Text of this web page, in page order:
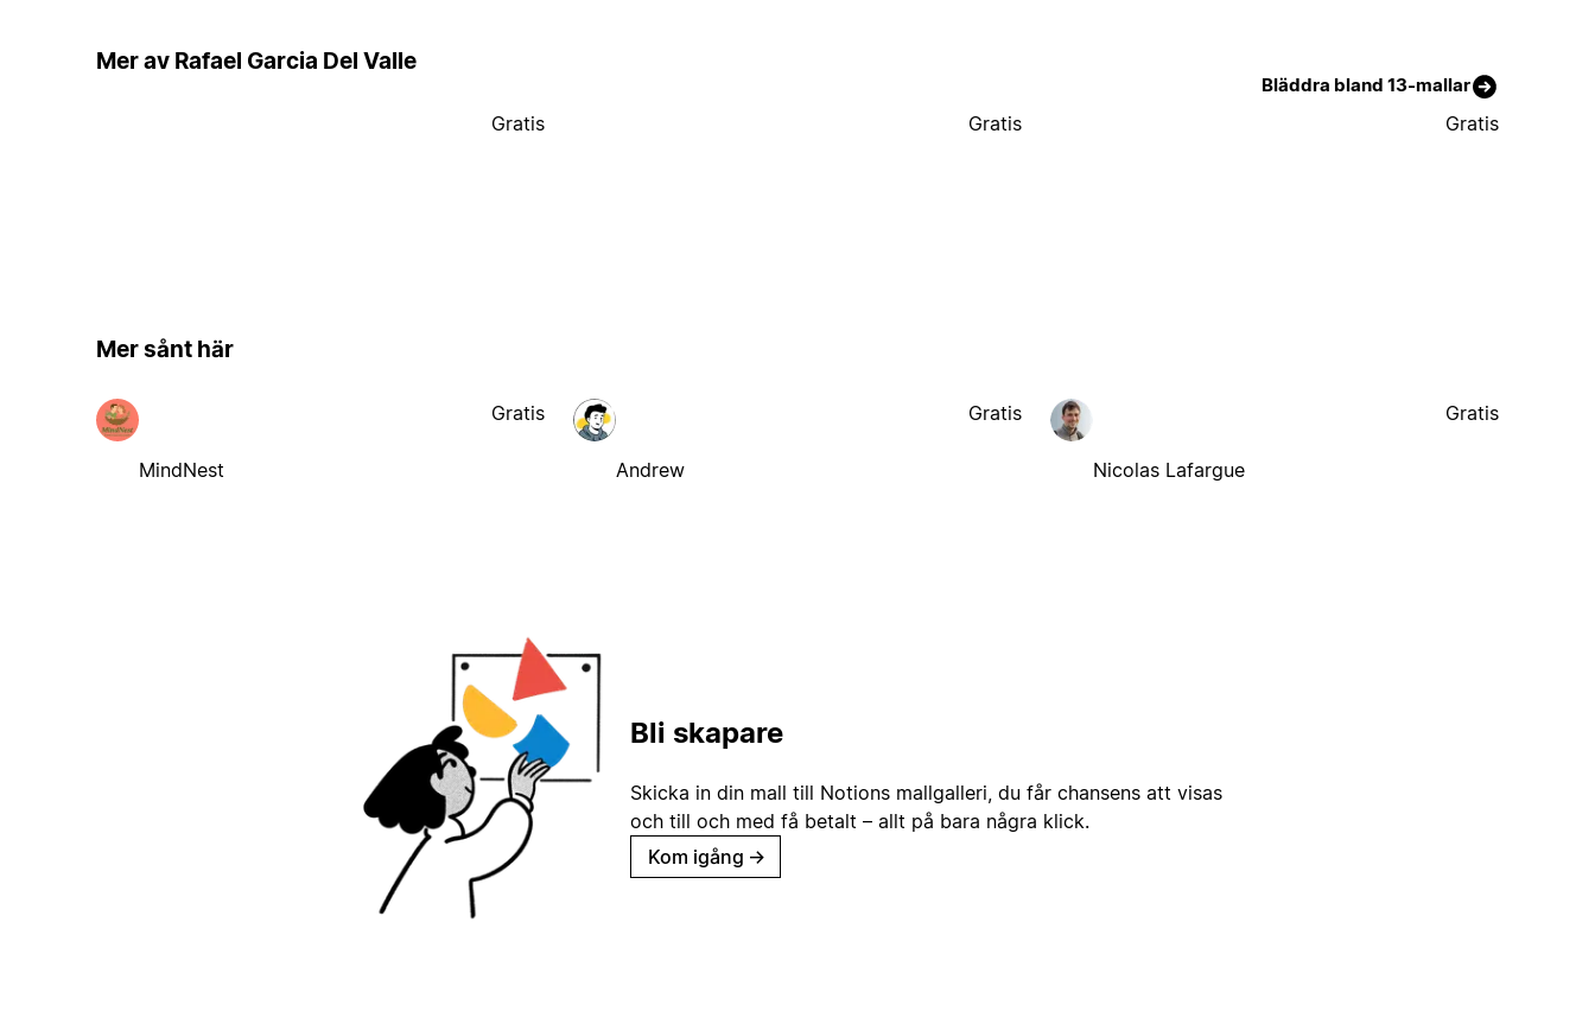
Mer av Rafael Garcia Del Valle
Bläddra bland 13-mallar
Gratis Gratis Gratis
Mer sånt här
MindNest
Gratis
Andrew
Gratis
Nicolas Lafargue
Gratis
Bli skapare
Skicka in din mall till Notions mallgalleri, du får chansens att visas
och till och med få betalt – allt på bara några klick.
Kom igång →